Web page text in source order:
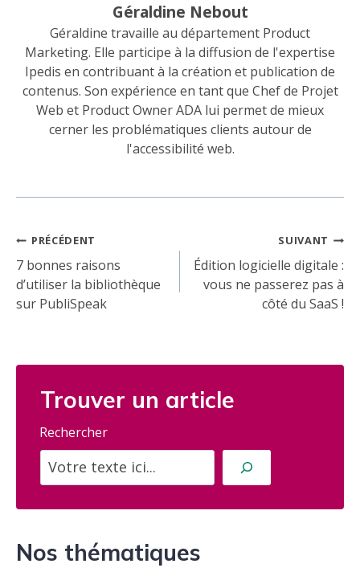
Géraldine Nebout
Géraldine travaille au département Product
Marketing. Elle participe à la diffusion de l'expertise
Ipedis en contribuant à la création et publication de
contenus. Son expérience en tant que Chef de Projet
Web et Product Owner ADA lui permet de mieux
cerner les problématiques clients autour de
l'accessibilité web.
Navigation
de
l’article
PRÉCÉDENT
7 bonnes raisons
d’utiliser la bibliothèque
sur PubliSpeak
SUIVANT
Édition logicielle digitale :
vous ne passerez pas à
côté du SaaS !
Trouver un article
Rechercher
Nos thématiques